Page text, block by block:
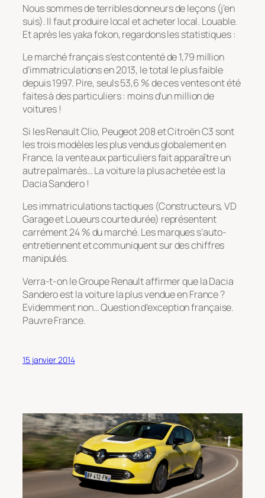
Nous sommes de terribles donneurs de leçons (j’en
suis). Il faut produire local et acheter local. Louable.
Et après les yaka fokon, regardons les statistiques :
Le marché français s’est contenté de 1,79 million
d’immatriculations en 2013, le total le plus faible
depuis 1997. Pire, seuls 53,6 % de ces ventes ont été
faites à des particuliers : moins d’un million de
voitures !
Si les Renault Clio, Peugeot 208 et Citroën C3 sont
les trois modèles les plus vendus globalement en
France, la vente aux particuliers fait apparaître un
autre palmarès… La voiture la plus achetée est la
Dacia Sandero !
Les immatriculations tactiques (Constructeurs, VD
Garage et Loueurs courte durée) représentent
carrément 24 % du marché. Les marques s’auto-
entretiennent et communiquent sur des chiffres
manipulés.
Verra-t-on le Groupe Renault affirmer que la Dacia
Sandero est la voiture la plus vendue en France ?
Evidemment non… Question d’exception française.
Pauvre France.
15 janvier 2014